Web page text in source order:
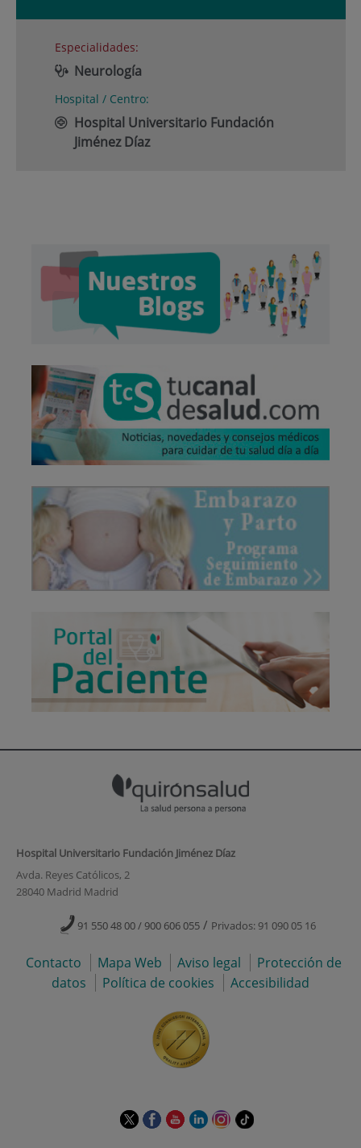
Especialidades:
Neurología
Hospital / Centro:
Hospital Universitario Fundación
Jiménez Díaz
Hospital Universitario Fundación Jiménez Díaz
Avda. Reyes Católicos, 2
28040 Madrid Madrid
91 550 48 00 / 900 606 055 / Privados: 91 090 05 16
Contacto Mapa Web Aviso legal
Protección de
datos
Política de cookies Accesibilidad
EsteEsteEsteEsteEsteEnlace